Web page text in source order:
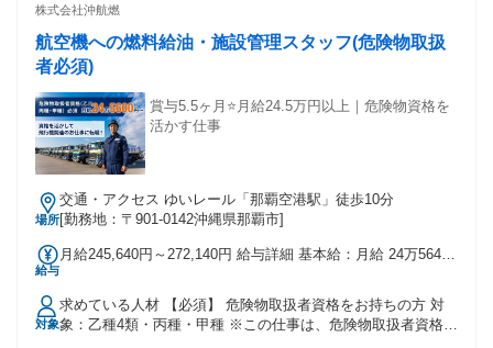
株式会社沖航燃
航空機への燃料給油・施設管理スタッフ(危険物取扱
者必須)
賞与5.5ヶ月⭐月給24.5万円以上｜危険物資格を
活かす仕事
場所
交通・アクセス ゆいレール「那覇空港駅」徒歩10分
[勤務地：〒901-0142沖縄県那覇市]
給与
月給245,640円～272,140円 給与詳細 基本給：月給 24万5640
で支払われる通勤・皆勤・家族手当金額：なし 全員に一律で
支払われるその他手当金額：なし 4年連続給与ベースアップし
ています 2026年４月より基本給1万3000円UP ▼諸手当一覧
対象
求めている人材 【必須】 危険物取扱者資格をお持ちの方 対
象：乙種4類・丙種・甲種 ※この仕事は、危険物取扱者資格が